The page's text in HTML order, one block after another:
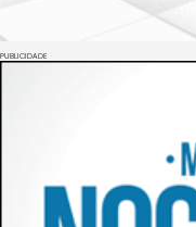
PUBLICIDADE